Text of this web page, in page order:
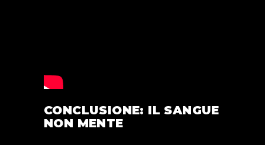
CONCLUSIONE: IL SANGUE
NON MENTE